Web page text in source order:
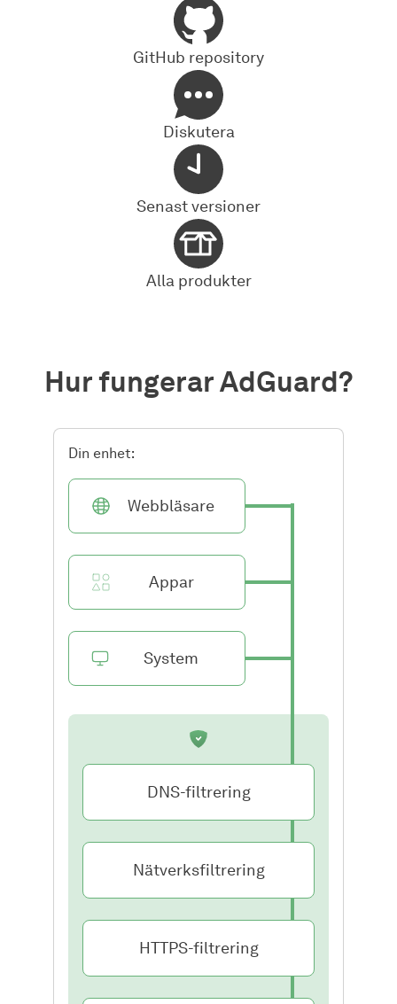
GitHub repository
Diskutera
Senast versioner
Alla produkter
Hur fungerar AdGuard?
Din enhet:
Webbläsare
Appar
System
DNS-filtrering
Nätverksfiltrering
HTTPS-filtrering